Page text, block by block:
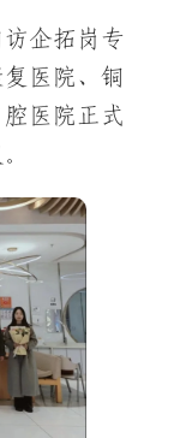
企拓岗专
医院、铜
医院正式